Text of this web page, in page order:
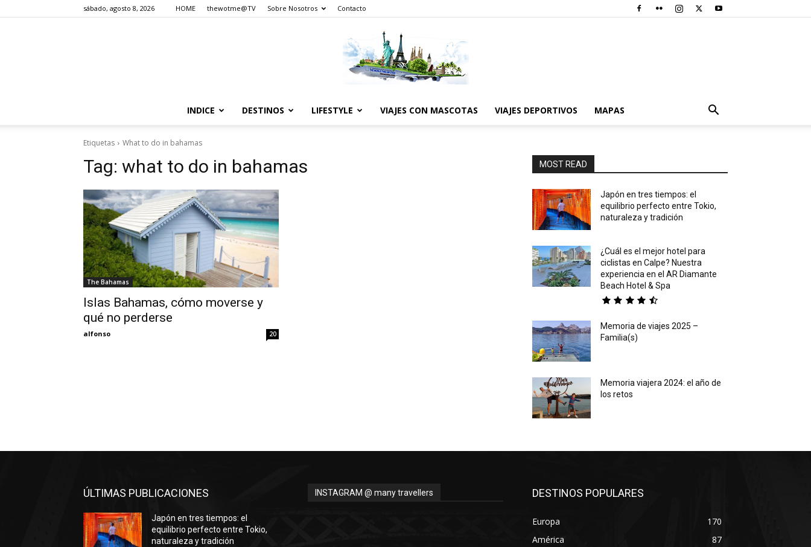
sábado, agosto 8, 2026 HOME thewotme@TV Sobre Nosotros Contacto
INDICE DESTINOS LIFESTYLE VIAJES CON MASCOTAS VIAJES DEPORTIVOS MAPAS
Etiquetas What to do in bahamas
Tag: what to do in bahamas
The Bahamas
Islas Bahamas, cómo moverse y
qué no perderse
alfonso 20
MOST READ
Japón en tres tiempos: el
equilibrio perfecto entre Tokio,
naturaleza y tradición
¿Cuál es el mejor hotel para
ciclistas en Calpe? Nuestra
experiencia en el AR Diamante
Beach Hotel & Spa
Memoria de viajes 2025 –
Familia(s)
Memoria viajera 2024: el año de
los retos
ÚLTIMAS PUBLICACIONES
Japón en tres tiempos: el
equilibrio perfecto entre Tokio,
naturaleza y tradición
INSTAGRAM @ many travellers DESTINOS POPULARES
Europa
170
América
87